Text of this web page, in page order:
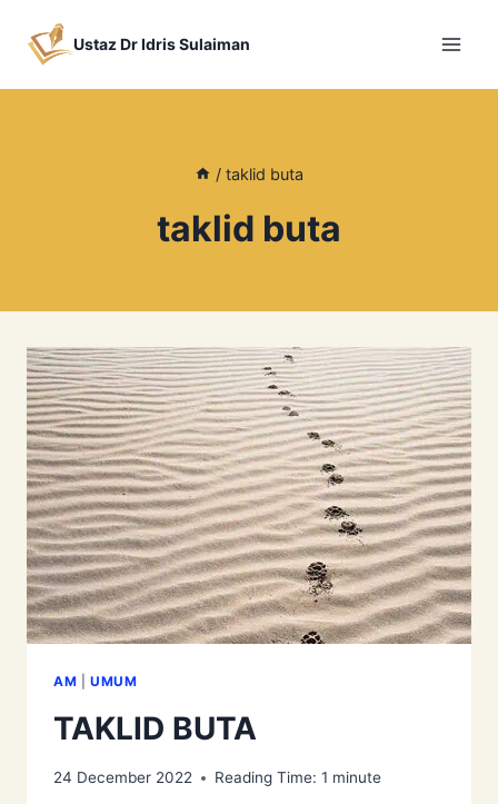
Ustaz Dr Idris Sulaiman
/ taklid buta
taklid buta
AM UMUM
TAKLID BUTA
24 December 2022 Reading Time: 1 minute